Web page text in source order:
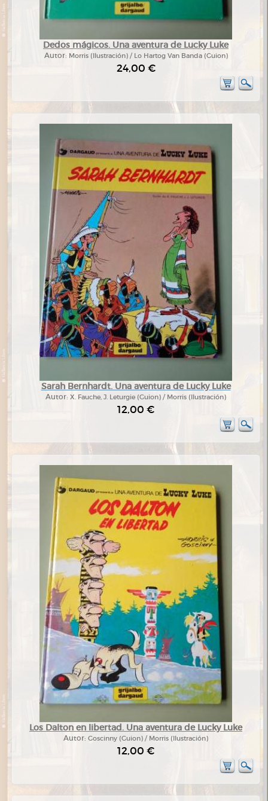
Dedos mágicos. Una aventura de Lucky Luke
Autor: Morris (Ilustración) / Lo Hartog Van Banda (Guion)
24,00 €
Sarah Bernhardt. Una aventura de Lucky Luke
Autor: X. Fauche, J. Leturgie (Guion) / Morris (Ilustración)
12,00 €
Los Dalton en libertad. Una aventura de Lucky Luke
Autor: Goscinny (Guion) / Morris (Ilustración)
12,00 €